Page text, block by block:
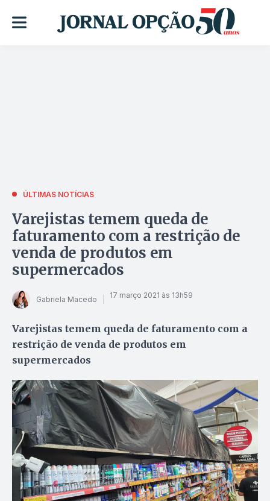
ÚLTIMAS NOTÍCIAS
Varejistas temem queda de
faturamento com a restrição de
venda de produtos em
supermercados
Gabriela Macedo 17 março 2021 às 13h59
Varejistas temem queda de faturamento com a
restrição de venda de produtos em
supermercados